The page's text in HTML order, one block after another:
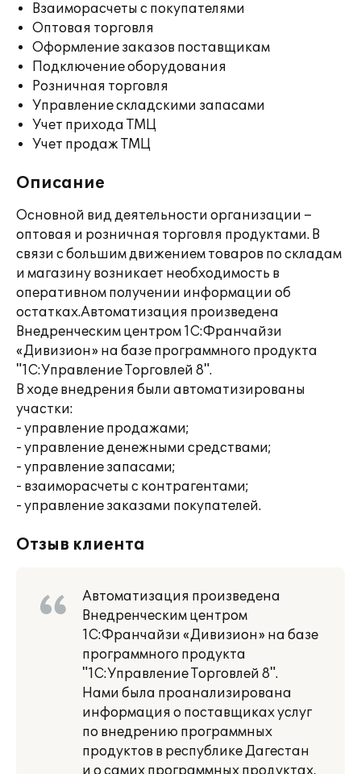
Взаиморасчеты с покупателями
Оптовая торговля
Оформление заказов поставщикам
Подключение оборудования
Розничная торговля
Управление складскими запасами
Учет прихода ТМЦ
Учет продаж ТМЦ
Описание
Основной вид деятельности организации –
оптовая и розничная торговля продуктами. В
связи с большим движением товаров по складам
и магазину возникает необходимость в
оперативном получении информации об
остатках.Автоматизация произведена
Внедренческим центром 1С:Франчайзи
«Дивизион» на базе программного продукта
"1С:Управление Торговлей 8".
В ходе внедрения были автоматизированы
участки:
- управление продажами;
- управление денежными средствами;
- управление запасами;
- взаиморасчеты с контрагентами;
- управление заказами покупателей.
Отзыв клиента
Автоматизация произведена
Внедренческим центром
1С:Франчайзи «Дивизион» на базе
программного продукта
"1С:Управление Торговлей 8".
Нами была проанализирована
информация о поставщиках услуг
по внедрению программных
продуктов в республике Дагестан
и о самих программных продуктах,